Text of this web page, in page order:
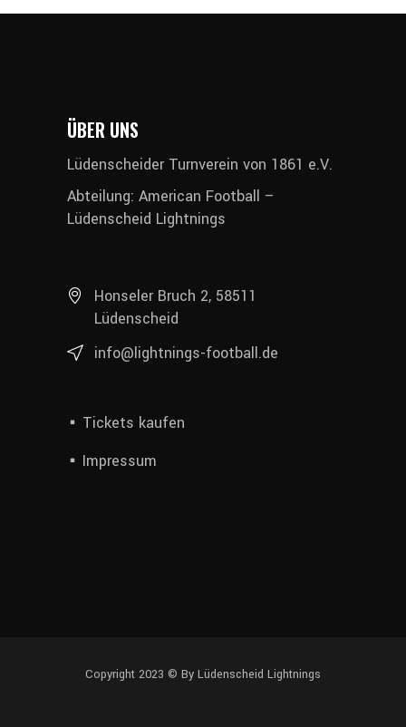
ÜBER UNS
Lüdenscheider Turnverein von 1861 e.V.
Abteilung: American Football –
Lüdenscheid Lightnings
Honseler Bruch 2, 58511
Lüdenscheid
info@lightnings-football.de
Tickets kaufen
Impressum
Copyright 2023 © By Lüdenscheid Lightnings